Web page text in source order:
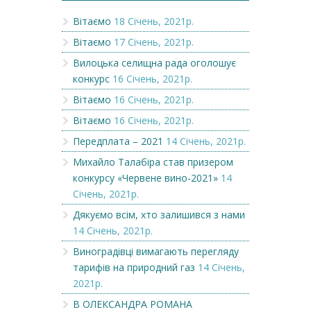
Вітаємо 18 Січень, 2021р.
Вітаємо 17 Січень, 2021р.
Вилоцька селищна рада оголошує
конкурс 16 Січень, 2021р.
Вітаємо 16 Січень, 2021р.
Вітаємо 16 Січень, 2021р.
Передплата – 2021 14 Січень, 2021р.
Михайло Талабіра став призером
конкурсу «Червене вино-2021» 14
Січень, 2021р.
Дякуємо всім, хто залишився з нами
14 Січень, 2021р.
Виноградівці вимагають перегляду
тарифів на природний газ 14 Січень,
2021р.
В ОЛЕКСАНДРА РОМАНА